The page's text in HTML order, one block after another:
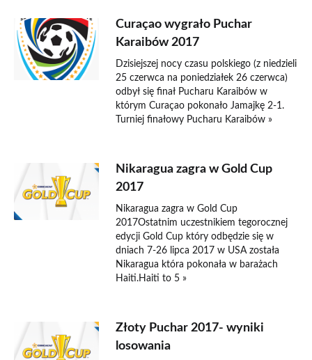
Curaçao wygrało Puchar
Karaibów 2017
Dzisiejszej nocy czasu polskiego (z niedzieli
25 czerwca na poniedziałek 26 czerwca)
odbył się finał Pucharu Karaibów w
którym Curaçao pokonało Jamajkę 2-1.
Turniej finałowy Pucharu Karaibów »
Nikaragua zagra w Gold Cup
2017
Nikaragua zagra w Gold Cup
2017Ostatnim uczestnikiem tegorocznej
edycji Gold Cup który odbędzie się w
dniach 7-26 lipca 2017 w USA została
Nikaragua która pokonała w barażach
Haiti.Haiti to 5 »
Złoty Puchar 2017- wyniki
losowania